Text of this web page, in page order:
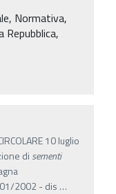
Normativa,
10 luglio
di sementi
2002 - dis …